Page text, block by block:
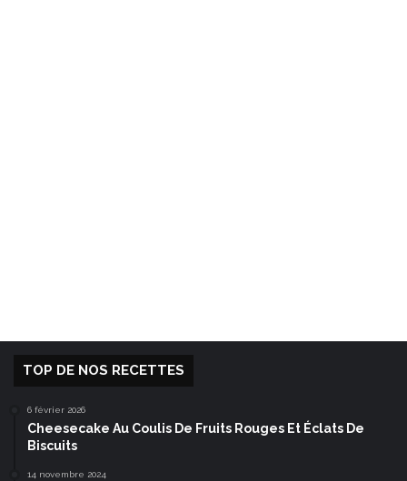
TOP DE NOS RECETTES
6 février 2026
Cheesecake Au Coulis De Fruits Rouges Et Éclats De
Biscuits
14 novembre 2024